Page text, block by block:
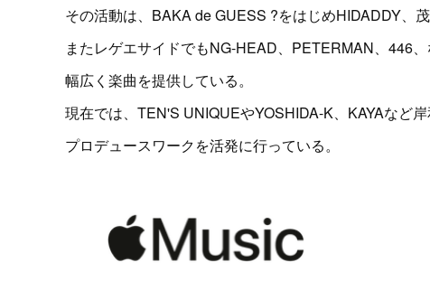
その活動は、BAKA de GUESS ?をはじめHIDADDY、
またレゲエサイドでもNG-HEAD、PETERMAN、446
幅広く楽曲を提供している。
現在では、TEN'S UNIQUEやYOSHIDA-K、KAYAなど
プロデュースワークを活発に行っている。